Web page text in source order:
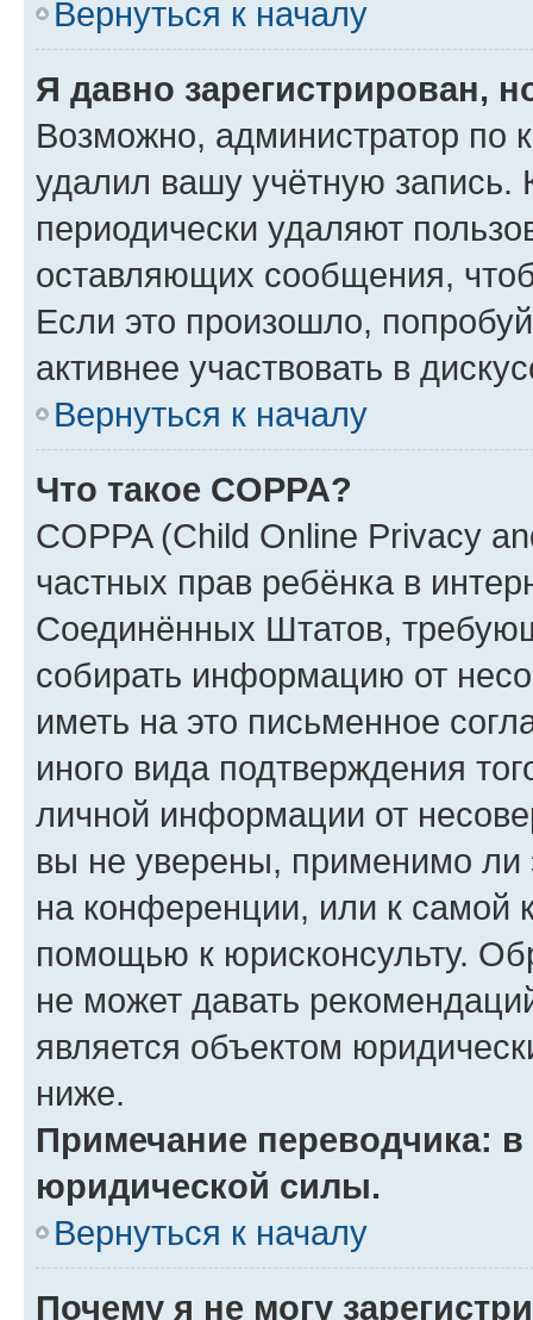
Вернуться к началу
Я давно зарегистрирован,
Возможно, администратор по
удалил вашу учётную запись.
периодически удаляют
оставляющих сообщения,
Если это произошло,
активнее участвовать в
Вернуться к началу
Что такое COPPA?
COPPA (Child Online Privacy
частных прав ребёнка в
Соединённых Штатов,
собирать информацию от
иметь на это письменное
иного вида подтверждения
личной информации от
вы не уверены, применимо ли
на конференции, или к самой
помощью к юрисконсульту.
не может давать
является объектом
ниже.
Примечание переводчика:
юридической силы.
Вернуться к началу
Почему я не могу